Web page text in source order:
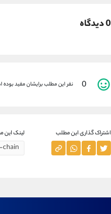
0 دیدگاه
0 نفر این مطلب برایشان مفید
اشتراک گذاری این مطلب لینک این